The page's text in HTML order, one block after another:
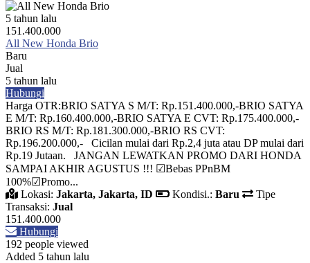
5 tahun lalu
151.400.000
All New Honda Brio
Baru
Jual
5 tahun lalu
Hubungi
Harga OTR:BRIO SATYA S M/T: Rp.151.400.000,-BRIO SATYA
E M/T: Rp.160.400.000,-BRIO SATYA E CVT: Rp.175.400.000,-
BRIO RS M/T: Rp.181.300.000,-BRIO RS CVT:
Rp.196.200.000,- Cicilan mulai dari Rp.2,4 juta atau DP mulai dari
Rp.19 Jutaan. JANGAN LEWATKAN PROMO DARI HONDA
SAMPAI AKHIR AGUSTUS !!! ☑Bebas PPnBM
100%☑Promo...
Lokasi: Jakarta, Jakarta, ID Kondisi.: Baru
Tipe
Transaksi: Jual
151.400.000
Hubungi
192 people viewed
Added 5 tahun lalu